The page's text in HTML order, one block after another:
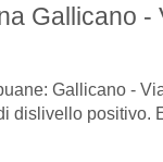
Gallicano -
Gallicano -
dislivello positivo.